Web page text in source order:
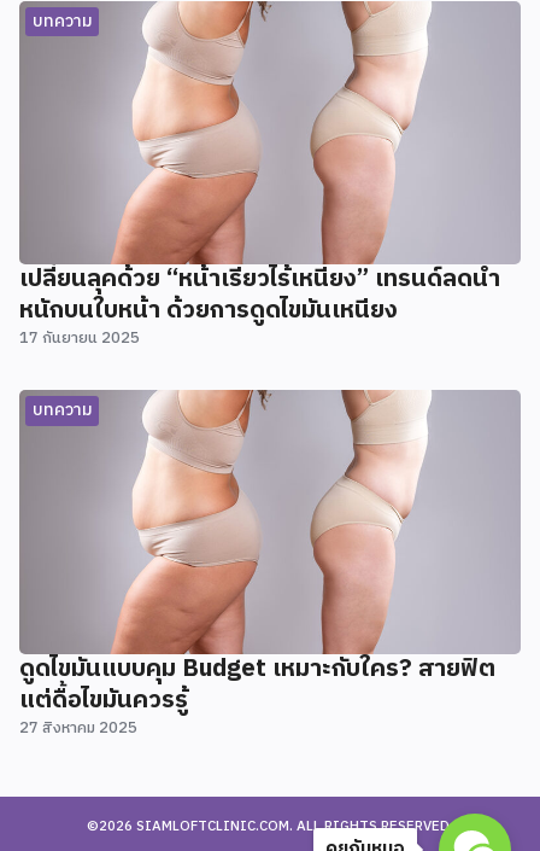
บทความ
เปลี่ยนลุคด้วย “หน้าเรียวไร้เหนียง” เทรนด์ลดน้ำ
หนักบนใบหน้า ด้วยการดูดไขมันเหนียง
17 กันยายน 2025
บทความ
ดูดไขมันแบบคุม Budget เหมาะกับใคร? สายฟิต
แต่ดื้อไขมันควรรู้
27 สิงหาคม 2025
©2026 SIAMLOFTCLINIC.COM. ALL RIGHTS RESERVED.